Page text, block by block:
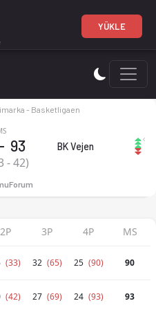
93 bitti. İstatistikler, puan
90-93 BK Vejen
- Basketligaen
- 93
-42)
BK Vejen
Forum
2P 3P 4P MS
(33) 32 (65) 25 (90) 90
(42) 27 (69) 24 (93) 93
YÜKLE